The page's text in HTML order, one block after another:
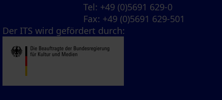
Tel: +49 (0)5691 629-0
Fax: +49 (0)5691 629-501
Der ITS wird gefördert durch: